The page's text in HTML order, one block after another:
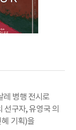
레 병행 전시로
선구자, 유영국 의
기획)을